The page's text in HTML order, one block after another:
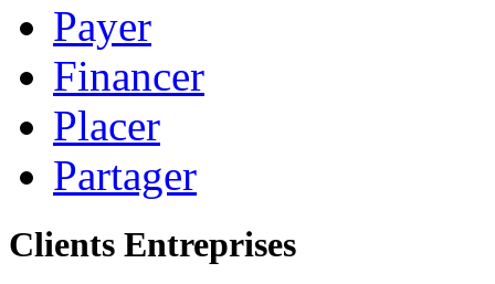
Payer
Financer
Placer
Partager
Clients Entreprises